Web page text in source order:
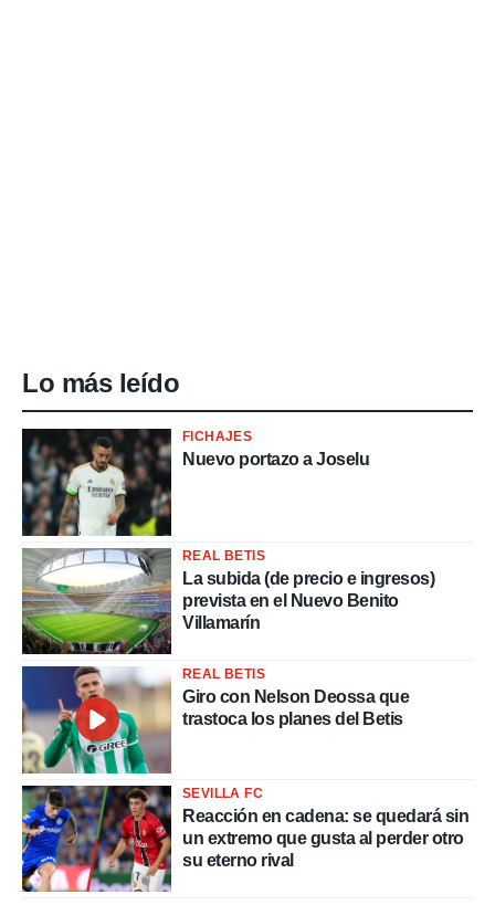
Lo más leído
FICHAJES
Nuevo portazo a Joselu
REAL BETIS
La subida (de precio e ingresos)
prevista en el Nuevo Benito
Villamarín
REAL BETIS
Giro con Nelson Deossa que
trastoca los planes del Betis
SEVILLA FC
Reacción en cadena: se quedará sin
un extremo que gusta al perder otro
su eterno rival